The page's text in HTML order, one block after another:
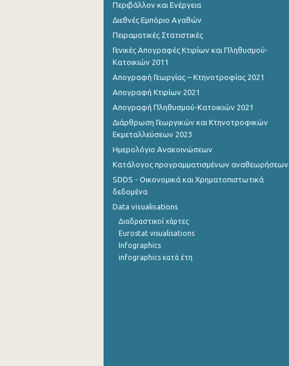
Μαρτίου 2023
Ιανουαρίου 2023
Δεκεμβρίου 2022
Νοεμβρίου 2022
Σεπτεμβρίου 2022
Ιουλίου 2022
Ιουνίου 2022
Μαΐου 2022
Απριλίου 2022
Περιβάλλον και Ενέργεια
Διεθνές Εμπόριο Αγαθών
Πειραματικές Στατιστικές
Γενικές Απογραφές Κτιρίων και Πληθυσμού-
Κατοικιών 2011
Απογραφή Γεωργίας – Κτηνοτροφίας 2021
Απογραφή Κτιρίων 2021
Απογραφή Πληθυσμού-Κατοικιών 2021
Διάρθρωση Γεωργικών και Κτηνοτροφικών
Εκμεταλλεύσεων 2023
Ημερολόγιο Ανακοινώσεων
Κατάλογος προγραμματισμένων αναθεωρήσεων
SDDS - Οικονομικά και Χρηματοπιστωτικά
δεδομένα
Data visualisations
Διαδραστικοί χάρτες
Eurostat visualisations
Infographics
infographics κατά έτη